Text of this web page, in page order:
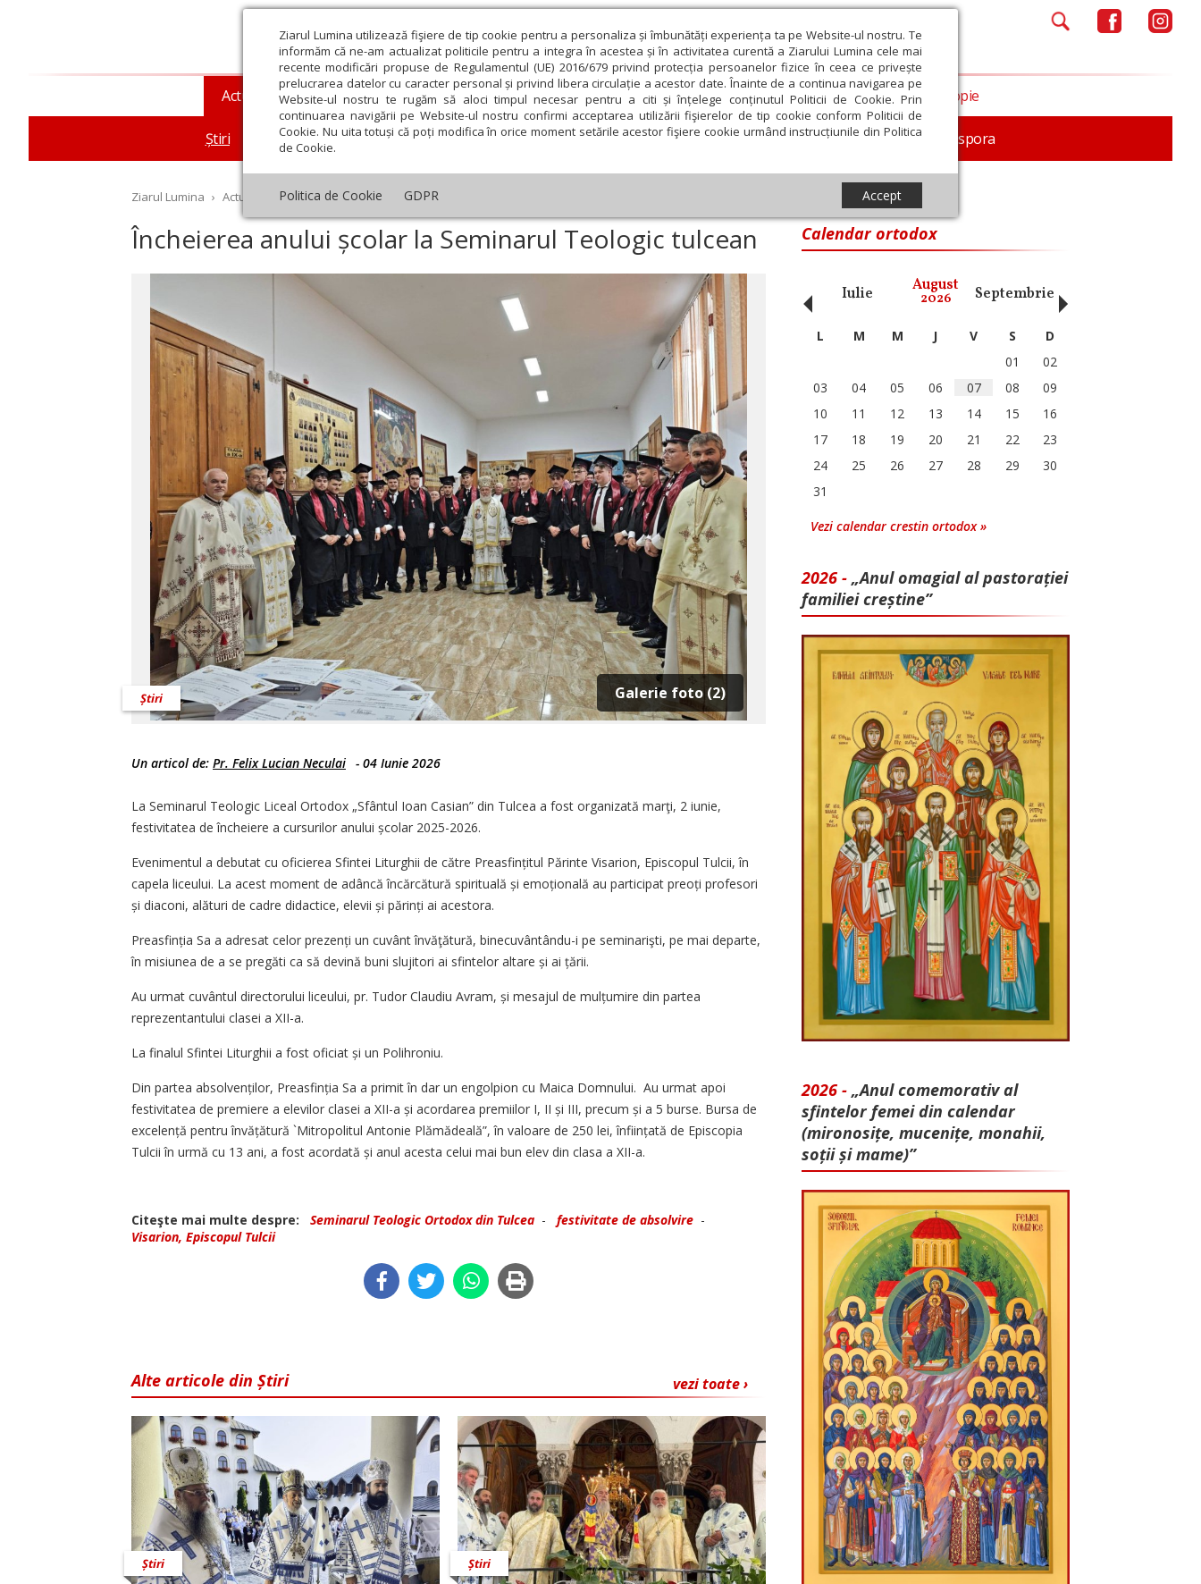
Ziarul Lumina utilizează fişiere de tip cookie pentru a personaliza și îmbunătăți experiența ta pe Website-ul nostru. Te
informăm că ne-am actualizat politicile pentru a integra în acestea și în activitatea curentă a Ziarului Lumina cele mai
recente modificări propuse de Regulamentul (UE) 2016/679 privind protecția persoanelor fizice în ceea ce privește
prelucrarea datelor cu caracter personal și privind libera circulație a acestor date. Înainte de a continua navigarea pe
Website-ul nostru te rugăm să aloci timpul necesar pentru a citi și înțelege conținutul Politicii de Cookie. Prin
continuarea navigării pe Website-ul nostru confirmi acceptarea utilizării fişierelor de tip cookie conform Politicii de
Cookie. Nu uita totuși că poți modifica în orice moment setările acestor fişiere cookie urmând instrucțiunile din Politica
de Cookie.
Politica de Cookie GDPR Accept
Actualitate religioasă
Știri Mesaje și cuvântări An omagial Comunicate de presă Documentar In memoriam Diaspora
Teologie și spiritualitate Educaţie și Cultură Societate Opinii Filantropie
Ziarul Lumina › Actualitate religioasă › Știri › Încheierea anului școlar la Seminarul Teologic tulcean
Încheierea anului școlar la Seminarul Teologic tulcean
Galerie foto (2)
Știri
Un articol de: Pr. Felix Lucian Neculai - 04 Iunie 2026
La Seminarul Teologic Liceal Ortodox „Sfântul Ioan Casian” din Tulcea a fost organizată marţi, 2 iunie,
festivitatea de încheiere a cursurilor anului școlar 2025-2026.
Evenimentul a debutat cu oficierea Sfintei Liturghii de către Preasfințitul Părinte Visarion, Episcopul Tulcii, în
capela liceului. La acest moment de adâncă încărcătură spirituală și emoțională au participat preoți profesori
și diaconi, alături de cadre didactice, elevii și părinți ai acestora.
Preasfinția Sa a adresat celor prezenți un cuvânt învăţătură, binecuvântându-i pe seminarişti, pe mai departe,
în misiunea de a se pregăti ca să devină buni slujitori ai sfintelor altare și ai țării.
Au urmat cuvântul directorului liceului, pr. Tudor Claudiu Avram, și mesajul de mulțumire din partea
reprezentantului clasei a XII-a.
La finalul Sfintei Liturghii a fost oficiat și un Polihroniu.
Din partea absolvenților, Prea­sfinția Sa a primit în dar un engolpion cu Maica Domnului. Au urmat apoi
festivitatea de premiere a elevilor clasei a XII-a și acordarea premiilor I, II și III, precum și a 5 burse. Bursa de
excelență pentru învăță­tură `Mitropolitul Antonie Plămădeală”, în valoare de 250 lei, înființată de Episcopia
Tulcii în urmă cu 13 ani, a fost acordată și anul acesta celui mai bun elev din clasa a XII-a.
Citeşte mai multe despre: Seminarul Teologic Ortodox din Tulcea - festivitate de absolvire -
Visarion, Episcopul Tulcii
vezi toate ›
Alte articole din Știri
Știri Știri
Calendar ortodox
Decembrie Mai Iulie August
2026 Septembrie Octombrie
‹ L M M J V S
D
01
02
03
04 05 06 07 08
09
10
11 12 13 14 15
16
17
18 19 20 21 22
23
24
25 26 27 28 29
30
31
Vezi calendar crestin ortodox »
2026 - „Anul omagial al pastorației
familiei creștine”
2026 - „Anul comemorativ al
sfintelor femei din calendar
(mironosițe, mu­cenițe, monahii,
soții și mame)”